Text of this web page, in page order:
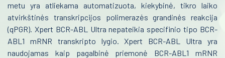
Onkologija
Urologija
Genetika
metu yra atliekama automatizuota, kiekybinė, tikro laiko
atvirkštinės transkripcijos polimerazės grandinės reakcija
(qPGR). Xpert BCR-ABL Ultra nepateikia specifinio tipo BCR-
ABL1 mRNR transkripto lygio. Xpert BCR-ABL Ultra yra
naudojamas kaip pagalbinė priemonė BCR-ABL1 mRNR